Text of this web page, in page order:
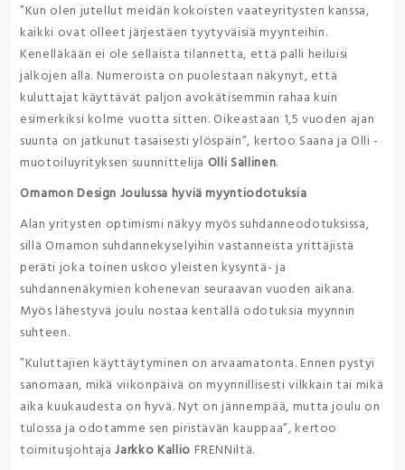
”Kun olen jutellut meidän kokoisten vaateyritysten kanssa,
kaikki ovat olleet järjestäen tyytyväisiä myynteihin.
Kenelläkään ei ole sellaista tilannetta, että palli heiluisi
jalkojen alla. Numeroista on puolestaan näkynyt, että
kuluttajat käyttävät paljon avokätisemmin rahaa kuin
esimerkiksi kolme vuotta sitten. Oikeastaan 1,5 vuoden ajan
suunta on jatkunut tasaisesti ylöspäin”, kertoo Saana ja Olli -
muotoiluyrityksen suunnittelija Olli Sallinen.
Ornamon Design Joulussa hyviä myyntiodotuksia
Alan yritysten optimismi näkyy myös suhdanneodotuksissa,
sillä Ornamon suhdannekyselyihin vastanneista yrittäjistä
peräti joka toinen uskoo yleisten kysyntä- ja
suhdannenäkymien kohenevan seuraavan vuoden aikana.
Myös lähestyvä joulu nostaa kentällä odotuksia myynnin
suhteen.
”Kuluttajien käyttäytyminen on arvaamatonta. Ennen pystyi
sanomaan, mikä viikonpäivä on myynnillisesti vilkkain tai mikä
aika kuukaudesta on hyvä. Nyt on jännempää, mutta joulu on
tulossa ja odotamme sen piristävän kauppaa”, kertoo
toimitusjohtajaJarkko Kallio FRENNiltä.